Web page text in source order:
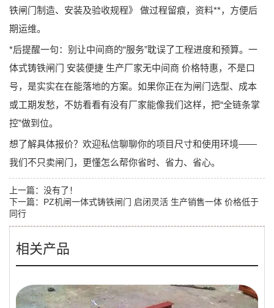
铁闸门制造、安装及验收规程》
做过程留痕，资料**，方便后
期运维。
*后提醒一句：别让中间商的“服务”耽误了工程进度和预算。 一
体式铸铁闸门 安装便捷 生产厂家无中间商 价格特惠，不是口
号，是实实在在能落地的方案。如果你正在为闸门选型、成本
或工期发愁，不妨看看有没有厂家能像我们这样，把“全链条掌
控”做到位。
想了解具体报价？欢迎私信聊聊你的项目尺寸和使用环境——
我们不只卖闸门，更懂怎么帮你省时、省力、省心。
上一篇：没有了！
下一篇： PZ机闸一体式铸铁闸门 启闭灵活 生产销售一体 价格低于
同行
相关产品